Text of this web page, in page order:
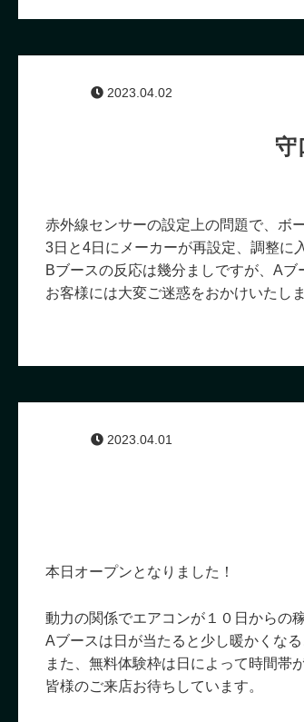
2023.04.02
守
赤外線センサーの設定上の問題で、ボ
3日と4日にメーカーが再設定、調整に
Bブースの反応は幾分ましですが、Aブ
お客様には大変ご迷惑をおかけいたし
2023.04.01
本日オープンとなりました！
動力の関係でエアコンが１０日からの
Aブースは日が当たると少し暖かくな
また、無料体験枠は日によって時間帯
皆様のご来店お待ちしています。